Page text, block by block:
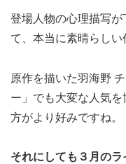
登場人物の心理描写
て、本当に素晴らしい
原作を描いた羽海野
ー」でも大変な人気
方がより好みですね。
それにしても３月の